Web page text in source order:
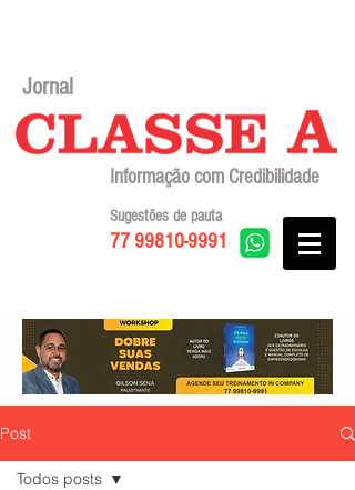
Jornal
Informação com Credibilidade
77 99810-9991
Sugestões de pauta
Post
Todos posts